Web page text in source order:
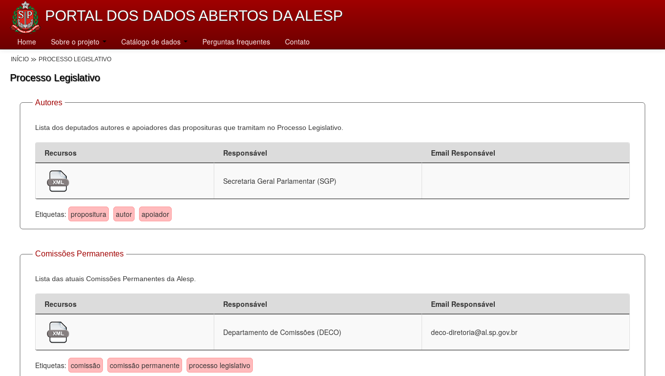
PORTAL DOS DADOS ABERTOS DA ALESP
Home Sobre o projeto Catálogo de dados Perguntas frequentes Contato
INÍCIO PROCESSO LEGISLATIVO
Processo Legislativo
Autores
Lista dos deputados autores e apoiadores das proposituras que tramitam no Processo Legislativo.
Recursos Responsável Email Responsável
Secretaria Geral Parlamentar (SGP)
Etiquetas: propositura autor apoiador
Comissões Permanentes
Lista das atuais Comissões Permanentes da Alesp.
Recursos Responsável Email Responsável
Departamento de Comissões (DECO) deco-diretoria@al.sp.gov.br
Etiquetas: comissão comissão permanente processo legislativo